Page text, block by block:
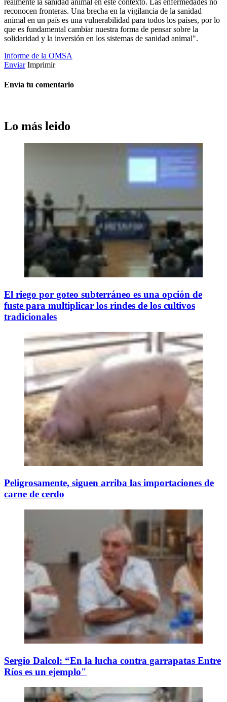
reconocen fronteras. Una brecha en la vigilancia de la sanidad
animal en un país es una vulnerabilidad para todos los países, por lo
que es fundamental cambiar nuestra forma de pensar sobre la
solidaridad y la inversión en los sistemas de sanidad animal".
Informe de la OMSA
Enviar Imprimir
Envía tu comentario
Lo más leido
El riego por goteo subterráneo es una opción de
fuste para multiplicar los rindes de los cultivos
tradicionales
Peligrosamente, siguen arriba las importaciones de
carne de cerdo
Sergio Dalcol: “En la lucha contra garrapatas Entre
Ríos es un ejemplo"